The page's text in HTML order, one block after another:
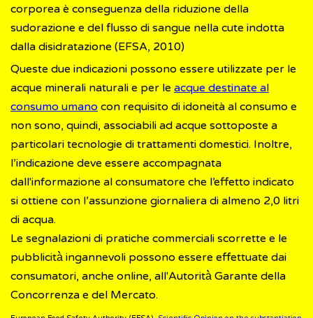
corporea è conseguenza della riduzione della
sudorazione e del flusso di sangue nella cute indotta
dalla disidratazione (EFSA, 2010)
Queste due indicazioni possono essere utilizzate per le
acque minerali naturali e per le acque destinate al
consumo umano con requisito di idoneità al consumo e
non sono, quindi, associabili ad acque sottoposte a
particolari tecnologie di trattamenti domestici. Inoltre,
l’indicazione deve essere accompagnata
dall'informazione al consumatore che l’effetto indicato
si ottiene con l’assunzione giornaliera di almeno 2,0 litri
di acqua.
Le segnalazioni di pratiche commerciali scorrette e le
pubblicità̀ ingannevoli possono essere effettuate dai
consumatori, anche online, all'Autorità̀ Garante della
Concorrenza e del Mercato.